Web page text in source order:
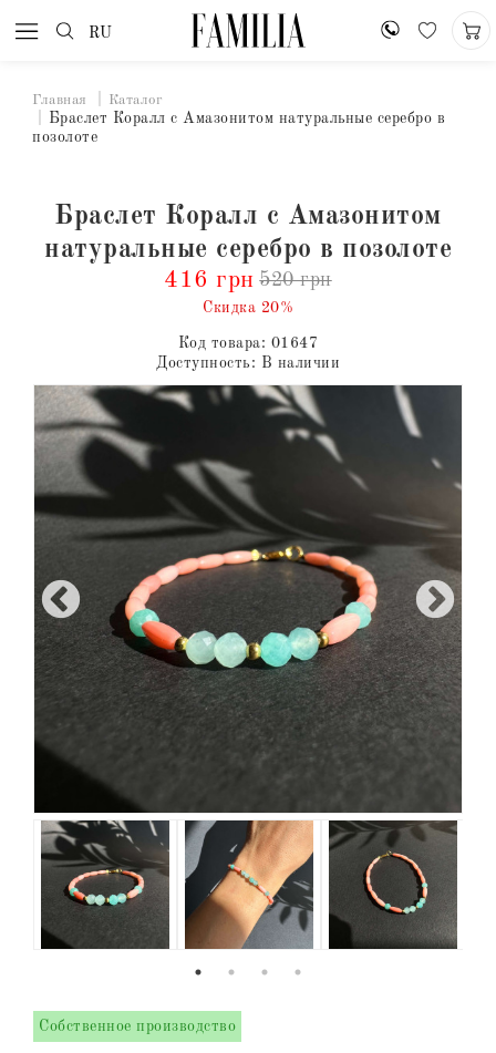
RU
Главная Каталог
Браслет Коралл с Амазонитом натуральные серебро в
позолоте
Браслет Коралл с Амазонитом
натуральные серебро в позолоте
416 грн 520 грн
Скидка 20%
Код товара: 01647
Доступность: В наличии
Собственное производство